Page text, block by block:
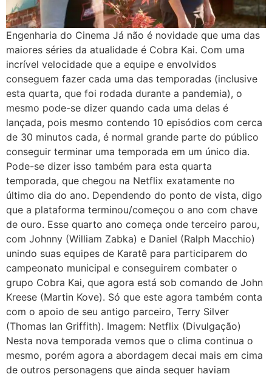
Engenharia do Cinema Já não é novidade que uma das
maiores séries da atualidade é Cobra Kai. Com uma
incrível velocidade que a equipe e envolvidos
conseguem fazer cada uma das temporadas (inclusive
esta quarta, que foi rodada durante a pandemia), o
mesmo pode-se dizer quando cada uma delas é
lançada, pois mesmo contendo 10 episódios com cerca
de 30 minutos cada, é normal grande parte do público
conseguir terminar uma temporada em um único dia.
Pode-se dizer isso também para esta quarta
temporada, que chegou na Netflix exatamente no
último dia do ano. Dependendo do ponto de vista, digo
que a plataforma terminou/começou o ano com chave
de ouro. Esse quarto ano começa onde terceiro parou,
com Johnny (William Zabka) e Daniel (Ralph Macchio)
unindo suas equipes de Karatê para participarem do
campeonato municipal e conseguirem combater o
grupo Cobra Kai, que agora está sob comando de John
Kreese (Martin Kove). Só que este agora também conta
com o apoio de seu antigo parceiro, Terry Silver
(Thomas Ian Griffith). Imagem: Netflix (Divulgação)
Nesta nova temporada vemos que o clima continua o
mesmo, porém agora a abordagem decai mais em cima
de outros personagens que ainda sequer haviam